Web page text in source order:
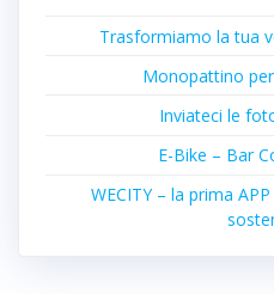
Trasformiamo la tua
Monopattino
Inviateci le
E-Bike – Bar
WECITY – la prima